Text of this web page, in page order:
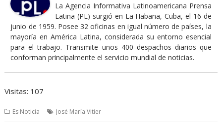
La Agencia Informativa Latinoamericana Prensa
Latina (PL) surgió en La Habana, Cuba, el 16 de
junio de 1959. Posee 32 oficinas en igual número de países, la
mayoría en América Latina, considerada su entorno esencial
para el trabajo. Transmite unos 400 despachos diarios que
conforman principalmente el servicio mundial de noticias.
Visitas: 107
Es Noticia José María Vitier